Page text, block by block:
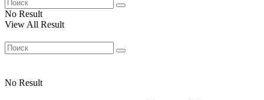
No Result
View All Result
No Result